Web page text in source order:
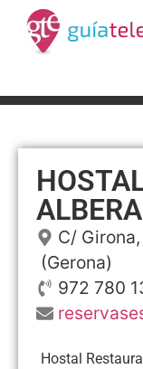
C/
(Gerona)
972 780
Hostal